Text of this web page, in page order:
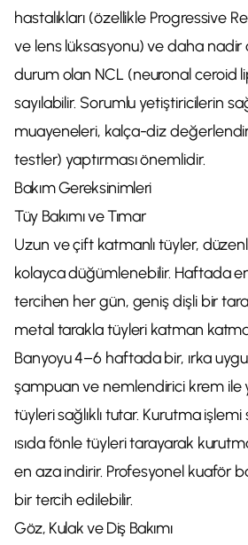
hastalıkları (özellikle Progressive
ve lens lüksasyonu) ve daha nadir
durum olan NCL (neuronal ceroid
sayılabilir. Sorumlu yetiştiricilerin
muayeneleri, kalça-diz
testler) yaptırması önemlidir.
Bakım Gereksinimleri
Tüy Bakımı ve Tımar
Uzun ve çift katmanlı tüyler,
kolayca düğümlenebilir. Haftada
tercihen her gün, geniş dişli bir
metal tarakla tüyleri katman
Banyoyu 4–6 haftada bir, ırka
şampuan ve nemlendirici krem ile
tüyleri sağlıklı tutar. Kurutma işlemi
ısıda fönle tüyleri tarayarak
en aza indirir. Profesyonel kuaför
bir tercih edilebilir.
Göz, Kulak ve Diş Bakımı